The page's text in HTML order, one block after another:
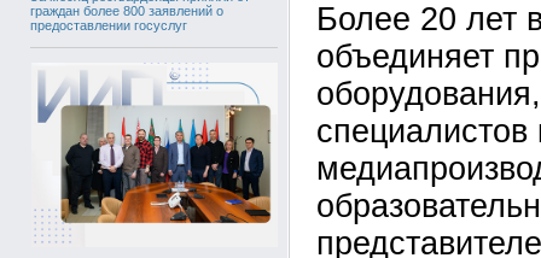
граждан более 800 заявлений о
предоставлении госуслуг
Более 20 лет
объединяет
специалистов